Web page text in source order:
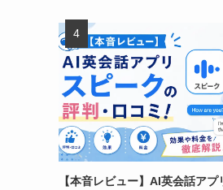
【本音レビュー】AI英会話ア